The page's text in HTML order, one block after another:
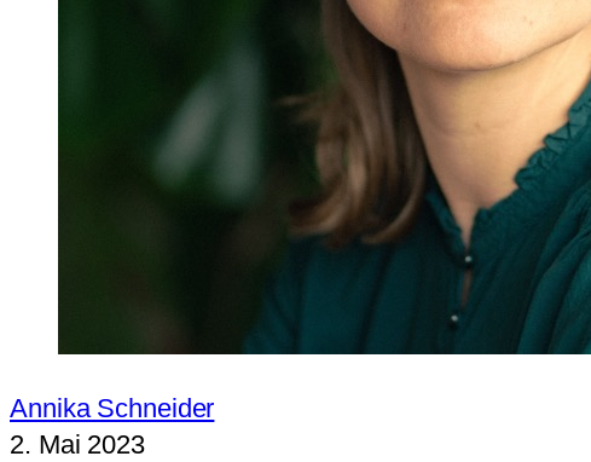
Annika Schneider
2. Mai 2023